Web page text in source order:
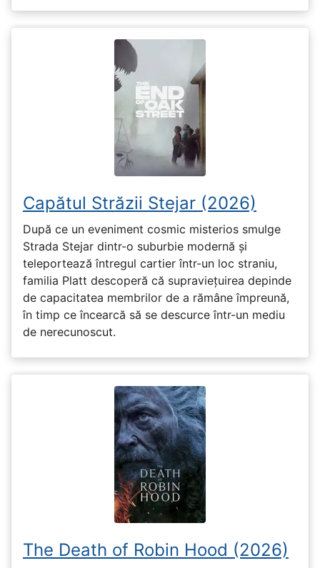
Capătul Străzii Stejar (2026)
După ce un eveniment cosmic misterios smulge
Strada Stejar dintr-o suburbie modernă și
teleportează întregul cartier într-un loc straniu,
familia Platt descoperă că supraviețuirea depinde
de capacitatea membrilor de a rămâne împreună,
în timp ce încearcă să se descurce într-un mediu
de nerecunoscut.
The Death of Robin Hood (2026)